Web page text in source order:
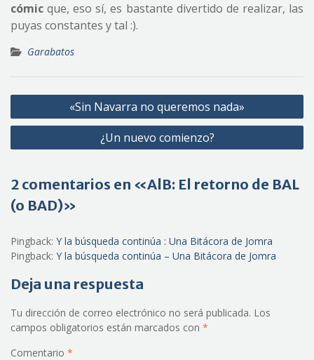
cómic que, eso sí, es bastante divertido de realizar, las
puyas constantes y tal :).
Garabatos
Navegación
de
«Sin Navarra no queremos nada»
¿Un nuevo comienzo?
2 comentarios en «AlB: El retorno de BAL
(o BAD)»
Pingback: Y la búsqueda continúa : Una Bitácora de Jomra
Pingback: Y la búsqueda continúa – Una Bitácora de Jomra
Deja una respuesta
Tu dirección de correo electrónico no será publicada. Los
campos obligatorios están marcados con *
Comentario *